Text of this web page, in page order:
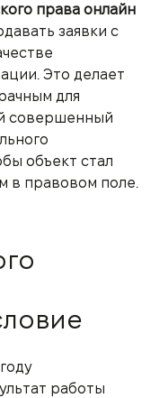
права онлайн
заявки с
Это делает
для
совершенный
объект стал
в правовом поле.
работы